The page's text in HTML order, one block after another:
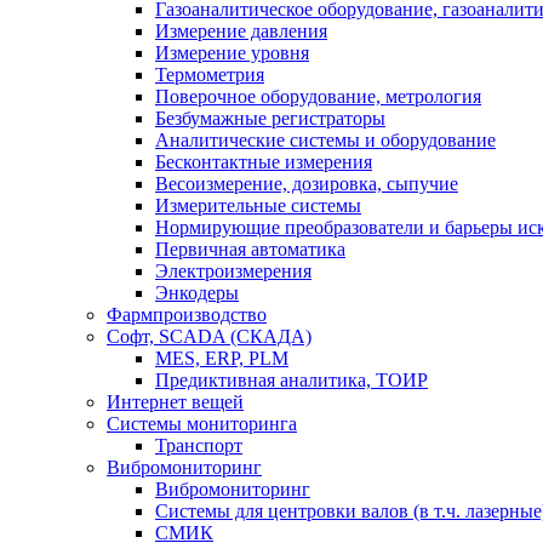
Газоаналитическое оборудование,
Измерение давления
Измерение уровня
Термометрия
Поверочное оборудование, метрология
Безбумажные регистраторы
Аналитические системы и оборудование
Бесконтактные измерения
Весоизмерение, дозировка, сыпучие
Измерительные системы
Нормирующие преобразователи и барьеры
Первичная автоматика
Электроизмерения
Энкодеры
Фармпроизводство
Софт, SCADA (СКАДА)
MES, ERP, PLM
Предиктивная аналитика, ТОИР
Интернет вещей
Системы мониторинга
Транспорт
Вибромониторинг
Вибромониторинг
Системы для центровки валов (в т.ч.
СМИК